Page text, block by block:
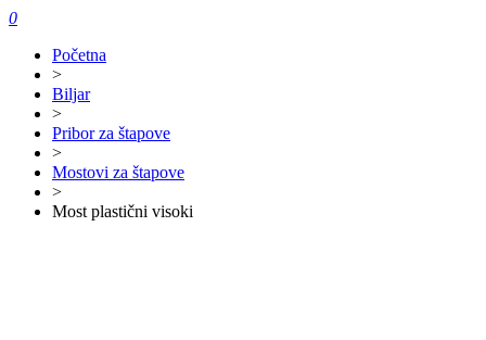
0
Početna
>
Biljar
>
Pribor za štapove
>
Mostovi za štapove
>
Most plastični visoki